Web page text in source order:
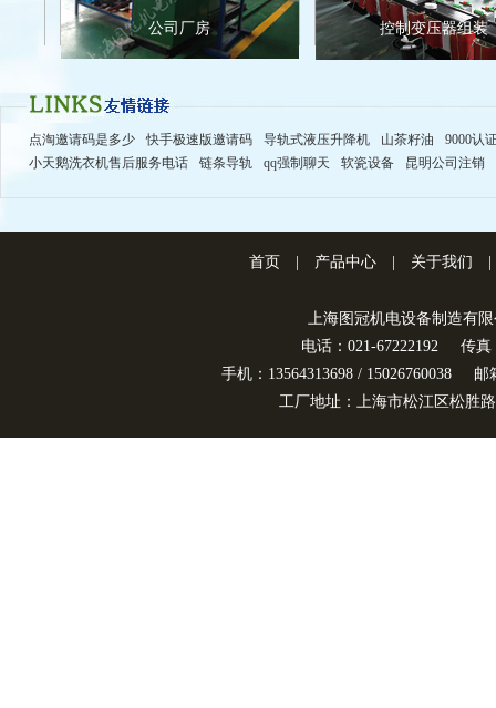
公司厂房 控制变压器组装
点淘邀请码是多少 快手极速版邀请码 导轨式液压升降机 山茶籽油
9000认
小天鹅洗衣机售后服务电话
链条导轨 qq强制聊天 软瓷设备 昆明公司注销
首页 产品中心 关于我们
上海图冠机电设备制造有
电话：021-67222192
传真
手机：13564313698 / 15026760038
邮
工厂地址：上海市松江区松胜